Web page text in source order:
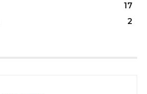
17
2